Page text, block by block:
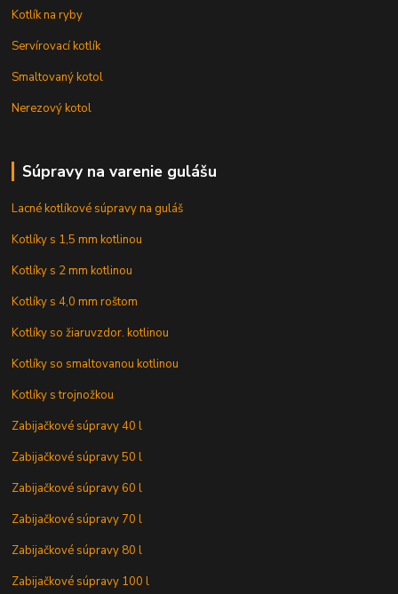
Kotlík na ryby
Servírovací kotlík
Smaltovaný kotol
Nerezový kotol
Súpravy na varenie gulášu
Lacné kotlíkové súpravy na guláš
Kotlíky s 1,5 mm kotlinou
Kotlíky s 2 mm kotlinou
Kotlíky s 4,0 mm roštom
Kotlíky so žiaruvzdor. kotlinou
Kotlíky so smaltovanou kotlinou
Kotlíky s trojnožkou
Zabijačkové súpravy 40 l
Zabijačkové súpravy 50 l
Zabijačkové súpravy 60 l
Zabijačkové súpravy 70 l
Zabijačkové súpravy 80 l
Zabijačkové súpravy 100 l